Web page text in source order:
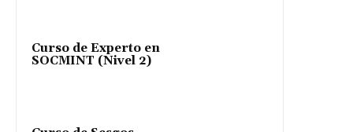
Curso de Experto en
SOCMINT (Nivel 2)